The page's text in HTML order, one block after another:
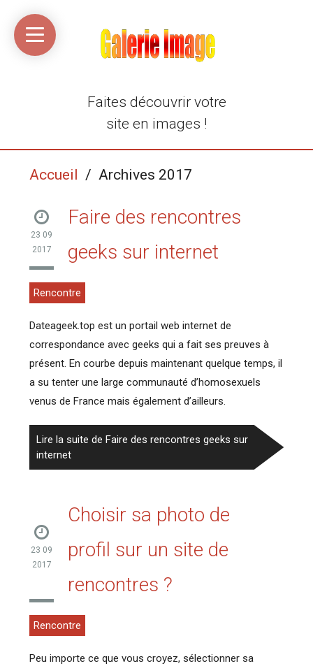
Accueil
Média
libre
Linkinaz
Katomi
compte
Twitter
@Ortegeek
compte
Flickr
Faites découvrir votre
site en images !
Accueil / Archives 2017
23 09
2017
Faire des rencontres
geeks sur internet
Rencontre
Dateageek.top est un portail web internet de
correspondance avec geeks qui a fait ses preuves à
présent. En courbe depuis maintenant quelque temps, il
a su tenter une large communauté d’homosexuels
venus de France mais également d’ailleurs.
Lire la suite de Faire des rencontres geeks sur
internet
23 09
2017
Choisir sa photo de
profil sur un site de
rencontres ?
Rencontre
Peu importe ce que vous croyez, sélectionner sa